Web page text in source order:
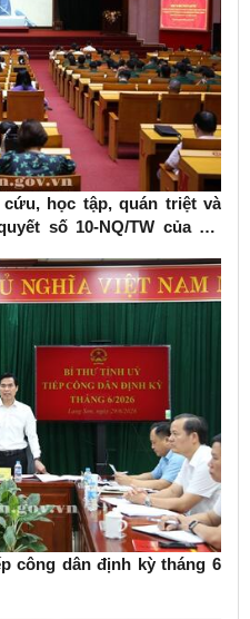
học tập, quán triệt và
số 10-NQ/TW của Bộ
công dân định kỳ tháng 6